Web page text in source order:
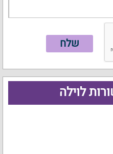
לוילה